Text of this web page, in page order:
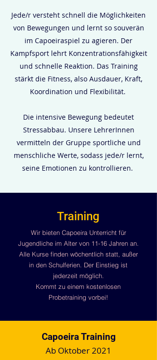
Training
Wir bieten Capoeira Unterricht für
Jugendliche im Alter von 11-16 Jahren an.
Alle Kurse finden wöchentlich statt, außer
in den Schulferien. Der Einstieg ist
jederzeit möglich.
Kommt zu einem kostenlosen
Probetraining vorbei!
Jede/r versteht schnell die Möglichkeiten
von Bewegungen und lernt so souverän
im Capoeiraspiel zu agieren. Der
Kampfsport lehrt Konzentrationsfähigkeit
und schnelle Reaktion. Das Training
stärkt die Fitness, also Ausdauer, Kraft,
Koordination und Flexibilität.
Die intensive Bewegung bedeutet
Stressabbau. Unsere LehrerInnen
vermitteln der Gruppe sportliche und
menschliche Werte, sodass jede/r lernt,
seine Emotionen zu kontrollieren.
Ab Oktober 2021
Capoeira Training